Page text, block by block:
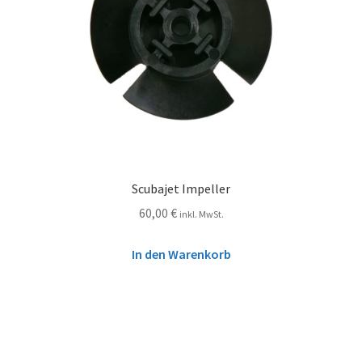
Scubajet Impeller
60,00 € inkl. MwSt.
In den Warenkorb